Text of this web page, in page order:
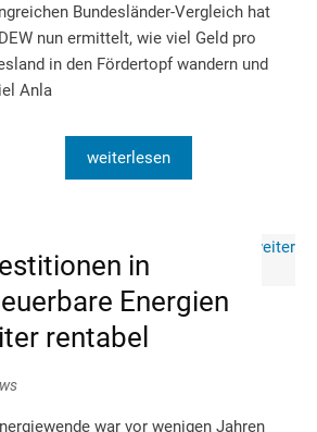
Bundesländer-Vergleich hat
nun ermittelt, wie viel Geld pro
in den Fördertopf wandern und
Anla
weiterlesen
in
Energien
rentabel
war vor wenigen Jahren